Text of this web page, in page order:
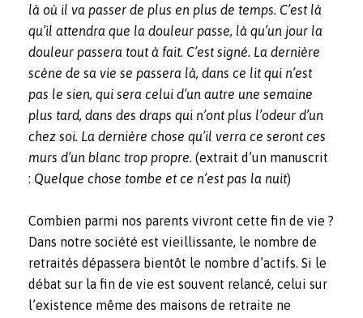
là où il va passer de plus en plus de temps. C’est là
qu’il attendra que la douleur passe, là qu’un jour la
douleur passera tout à fait. C’est signé. La dernière
scène de sa vie se passera là, dans ce lit qui n’est
pas le sien, qui sera celui d’un autre une semaine
plus tard, dans des draps qui n’ont plus l’odeur d’un
chez soi. La dernière chose qu’il verra ce seront ces
murs d’un blanc trop propre. (extrait d’un manuscrit
: Quelque chose tombe et ce n’est pas la nuit)
Combien parmi nos parents vivront cette fin de vie ?
Dans notre société est vieillissante, le nombre de
retraités dépassera bientôt le nombre d’actifs. Si le
débat sur la fin de vie est souvent relancé, celui sur
l’existence même des maisons de retraite ne